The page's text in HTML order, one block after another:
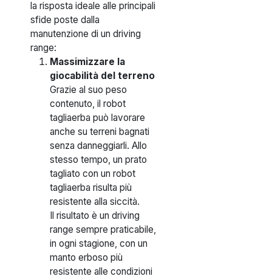
la risposta ideale alle principali
sfide poste dalla
manutenzione di un driving
range:
Massimizzare la
giocabilità del terreno
Grazie al suo peso
contenuto, il robot
tagliaerba può lavorare
anche su terreni bagnati
senza danneggiarli. Allo
stesso tempo, un prato
tagliato con un robot
tagliaerba risulta più
resistente alla siccità.
Il risultato è un driving
range sempre praticabile,
in ogni stagione, con un
manto erboso più
resistente alle condizioni